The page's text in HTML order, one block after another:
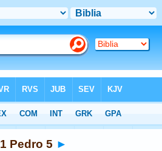
1 Pedro 5 ►